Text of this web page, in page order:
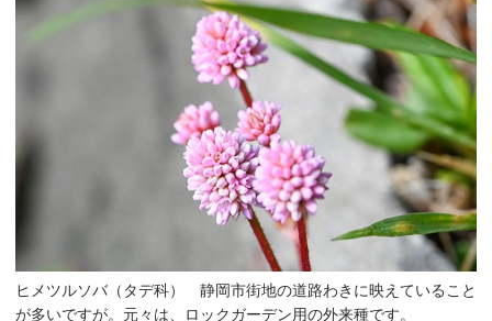
ヒメツルソバ（ タデ科） 静岡市街地の道路わきに映えていること
が多いですが。元々は、ロックガーデン用の外来種です。